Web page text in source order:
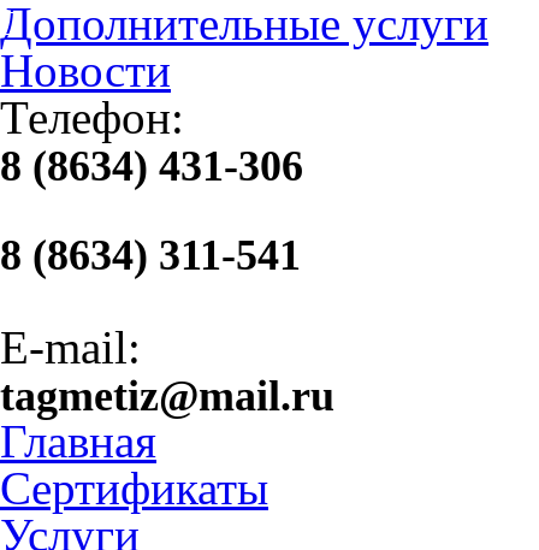
Дополнительные услуги
Новости
Телефон:
8 (8634) 431-306
8 (8634) 311-541
E-mail:
tagmetiz@mail.ru
Главная
Сертификаты
Услуги